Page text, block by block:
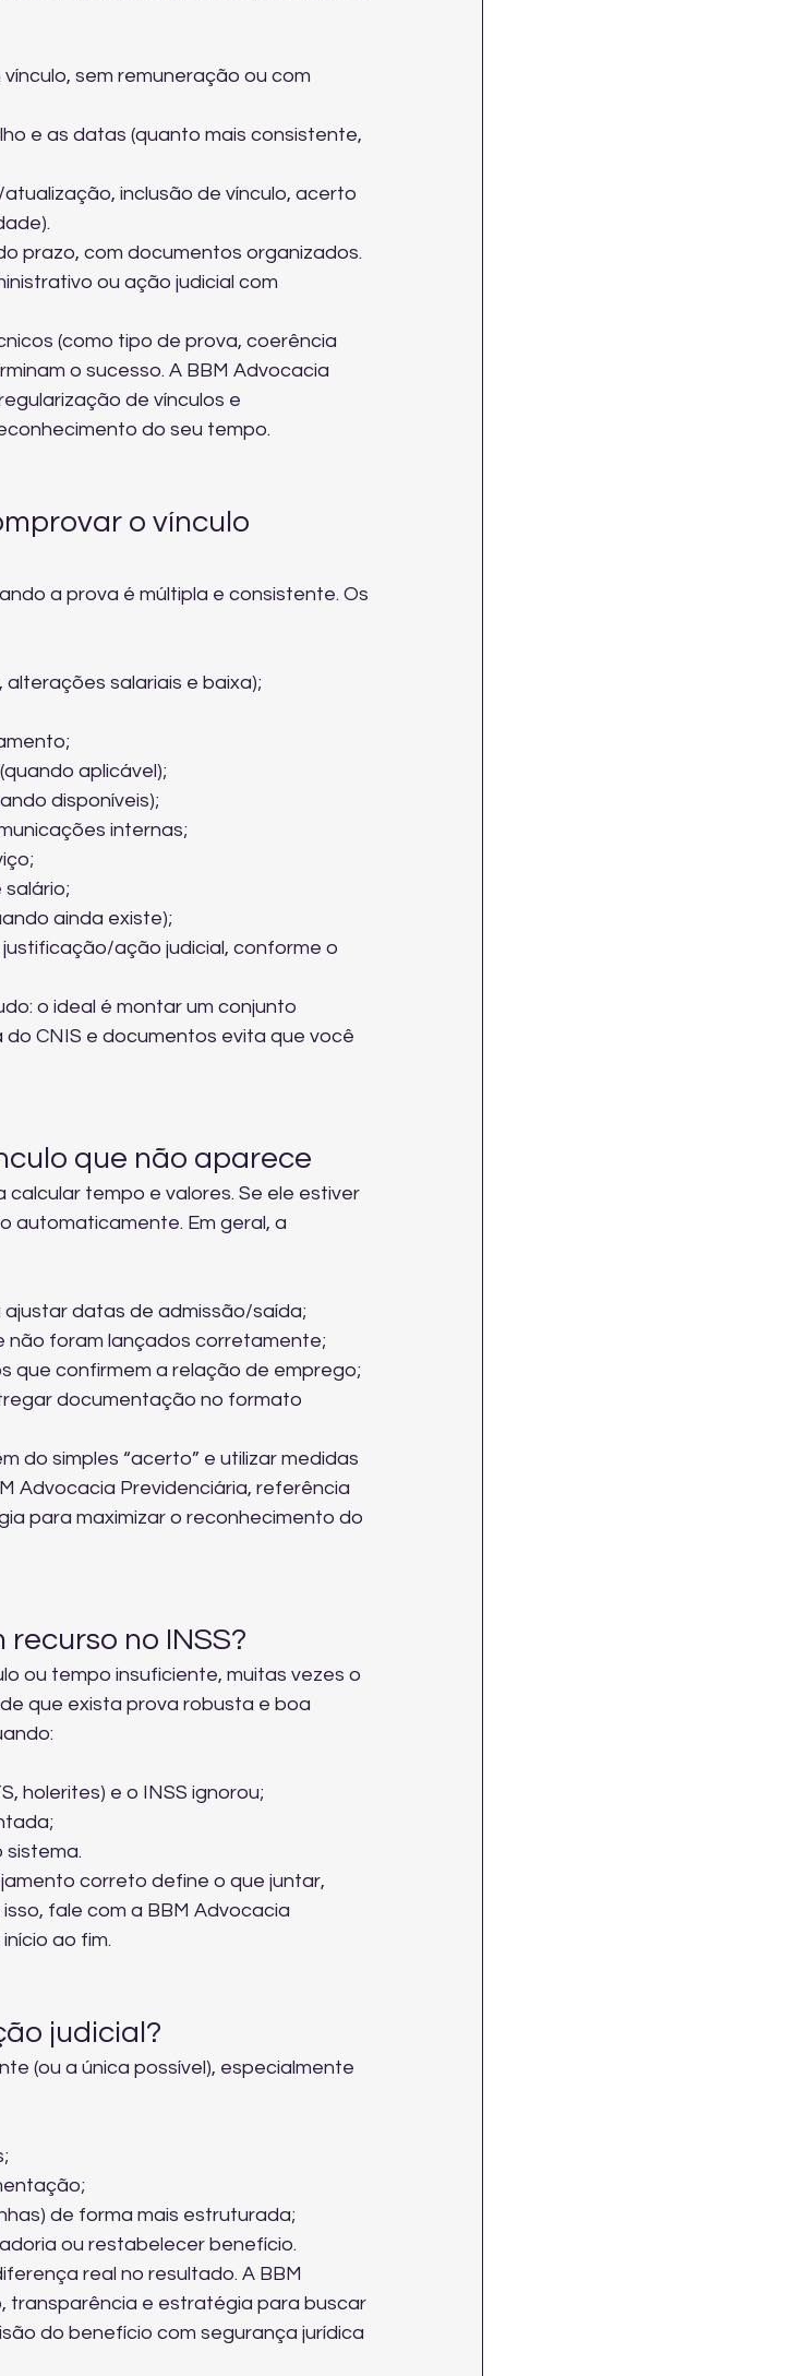
sem remuneração ou com
e as datas (quanto mais consistente,
inclusão de vínculo, acerto
prazo, com documentos organizados.
ou ação judicial com
(como tipo de prova, coerência
o sucesso. A BBM Advocacia
de vínculos e
do seu tempo.
o vínculo
a prova é múltipla e consistente. Os
salariais e baixa);
aplicável);
disponíveis);
internas;
ainda existe);
ação judicial, conforme o
o ideal é montar um conjunto
do CNIS e documentos evita que você
que não aparece
tempo e valores. Se ele estiver
automaticamente. Em geral, a
ajustar datas de admissão/saída;
não foram lançados corretamente;
que confirmem a relação de emprego;
documentação no formato
do simples “acerto” e utilizar medidas
Advocacia Previdenciária, referência
para maximizar o reconhecimento do
no INSS?
ou tempo insuficiente, muitas vezes o
que exista prova robusta e boa
holerites) e o INSS ignorou;
sistema.
correto define o que juntar,
fale com a BBM Advocacia
ao fim.
judicial?
(ou a única possível), especialmente
de forma mais estruturada;
ou restabelecer benefício.
real no resultado. A BBM
transparência e estratégia para buscar
do benefício com segurança jurídica